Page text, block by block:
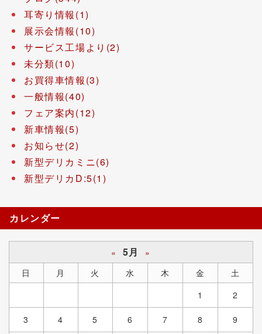
耳寄り情報(1)
展示会情報(10)
サービス工場より(2)
未分類(10)
お買得車情報(3)
一般情報(40)
フェア案内(12)
新車情報(5)
お知らせ(2)
新型デリカミニ(6)
新型デリカD:5(1)
カレンダー
« 5月
»
日
月 火 水 木 金
土
1
2
3 4 5 6 7 8 9